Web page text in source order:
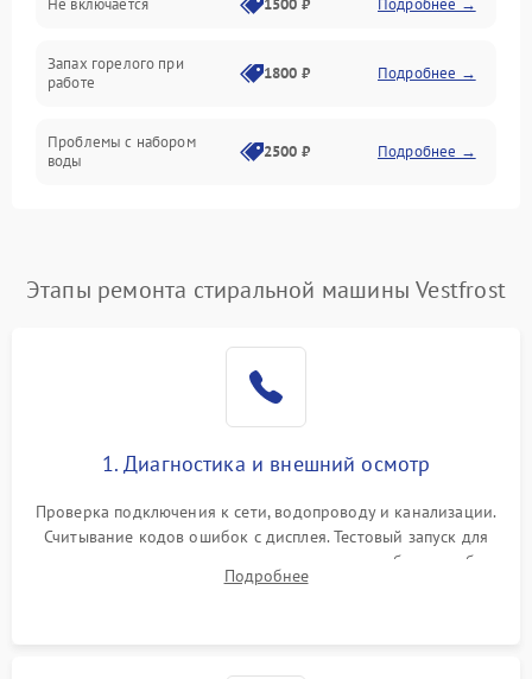
Не включается 1500 ₽ Подробнее →
Запах горелого при
работе
1800 ₽ Подробнее →
Проблемы с набором
воды
2500 ₽ Подробнее →
2200 ₽ Подробнее →
Этапы ремонта стиральной машины Vestfrost
1. Диагностика и внешний осмотр
Проверка подключения к сети, водопроводу и канализации.
Считывание кодов ошибок с дисплея. Тестовый запуск для
выявления посторонних шумов, протечек или сбоев в работе
электронного модуля управления.
Подробнее